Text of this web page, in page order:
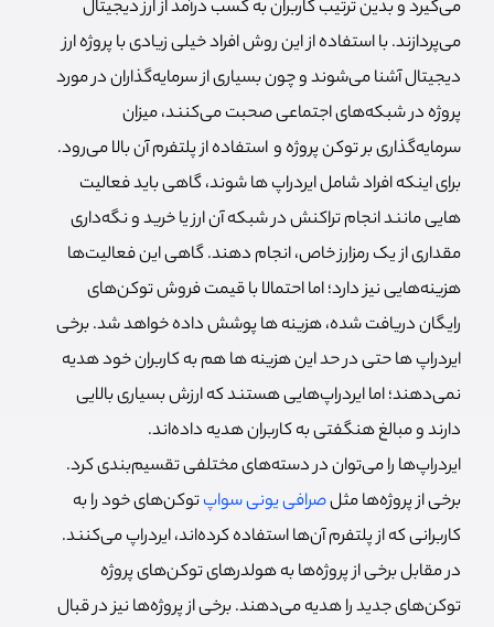
می‌گیرد و بدین ترتیب کاربران به کسب درآمد از ارز دیجیتال
می‌پردازند. با استفاده از این روش افراد خیلی زیادی با پروژه ارز
دیجیتال آشنا می‌شوند و چون بسیاری از سرمایه‌گذاران در مورد
پروژه در شبکه‌های اجتماعی صحبت می‌کنند، میزان
سرمایه‌گذاری بر توکن پروژه و استفاده از پلتفرم آن بالا می‌رود.
برای اینکه افراد شامل ایردراپ ها شوند، گاهی باید فعالیت
هایی مانند انجام تراکنش در شبکه آن ارز یا خرید و نگه‌داری
مقداری از یک رمزارز خاص، انجام دهند. گاهی این فعالیت‌ها
هزینه‌‌هایی نیز دارد؛ اما احتمالا با قیمت فروش توکن‌های
رایگان دریافت شده، هزینه ها پوشش داده خواهد شد. برخی
ایردراپ ها حتی در حد این هزینه ها هم به کاربران خود هدیه
نمی‌دهند؛ اما ایردراپ‌هایی هستند که ارزش بسیاری بالایی
دارند و مبالغ هنگفتی به کاربران هدیه داده‌اند.
ایردراپ‌ها را می‌توان در دسته‌های مختلفی تقسیم‌بندی کرد.
برخی از پروژه‌ها مثلصرافی یونی سواپتوکن‌های خود را به
کاربرانی که از پلتفرم آن‌ها استفاده کرده‌اند، ایردراپ می‌کنند.
در مقابل برخی از پروژه‌ها به هولدرهای توکن‌های پروژه
توکن‌های جدید را هدیه می‌دهند. برخی از پروژه‌ها نیز در قبال